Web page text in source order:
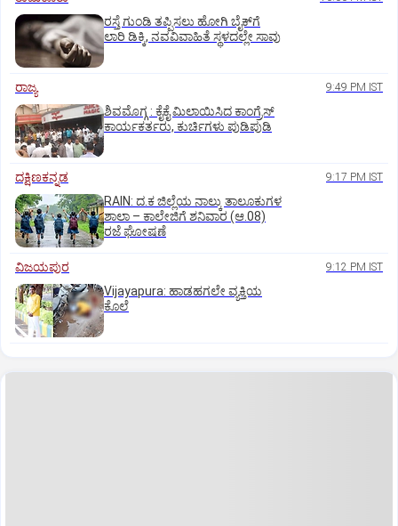
ರಸ್ತೆ ಗುಂಡಿ ತಪ್ಪಿಸಲು ಹೋಗಿ ಬೈಕ್‌ಗೆ
ಲಾರಿ ಡಿಕ್ಕಿ, ನವವಿವಾಹಿತೆ ಸ್ಥಳದಲ್ಲೇ ಸಾವು
ರಾಜ್ಯ 9:49 PM IST
ಶಿವಮೊಗ್ಗ : ಕೈಕೈ ಮಿಲಾಯಿಸಿದ ಕಾಂಗ್ರೆಸ್
ಕಾರ್ಯಕರ್ತರು, ಕುರ್ಚಿಗಳು ಪುಡಿಪುಡಿ
ದಕ್ಷಿಣಕನ್ನಡ 9:17 PM IST
RAIN: ದ.ಕ ಜಿಲ್ಲೆಯ ನಾಲ್ಕು ತಾಲೂಕುಗಳ
ಶಾಲಾ – ಕಾಲೇಜಿಗೆ ಶನಿವಾರ (ಆ.08)
ರಜೆ ಘೋಷಣೆ
ವಿಜಯಪುರ 9:12 PM IST
Vijayapura: ಹಾಡಹಗಲೇ ವ್ಯಕ್ತಿಯ
ಕೊಲೆ